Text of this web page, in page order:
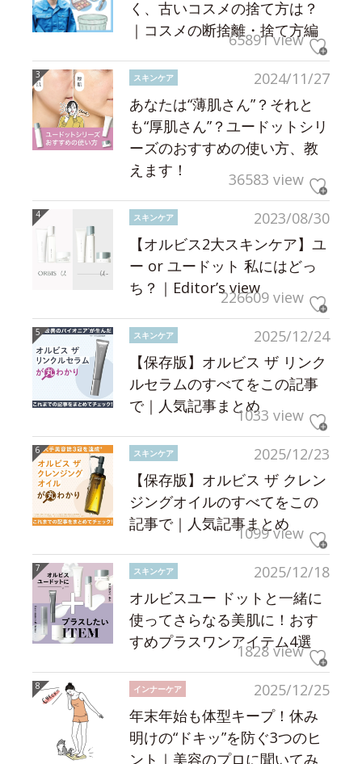
く、古いコスメの捨て方は？
｜コスメの断捨離・捨て方編
65891 view
2024/11/27
スキンケア
あなたは“薄肌さん”？それと
も“厚肌さん”？ユードットシリ
ーズのおすすめの使い方、教
えます！
36583 view
2023/08/30
スキンケア
【オルビス2大スキンケア】ユ
ー or ユードット 私にはどっ
ち？｜Editor’s view226609 view
2025/12/24
スキンケア
【保存版】オルビス ザ リンク
ルセラムのすべてをこの記事
で｜人気記事まとめ1033 view
2025/12/23
スキンケア
【保存版】オルビス ザ クレン
ジングオイルのすべてをこの
記事で｜人気記事まとめ
1099 view
2025/12/18
スキンケア
オルビスユー ドットと一緒に
使ってさらなる美肌に！おす
すめプラスワンアイテム4選
1828 view
2025/12/25
インナーケア
年末年始も体型キープ！休み
明けの“ドキッ”を防ぐ3つのヒ
ント｜美容のプロに聞いてみ